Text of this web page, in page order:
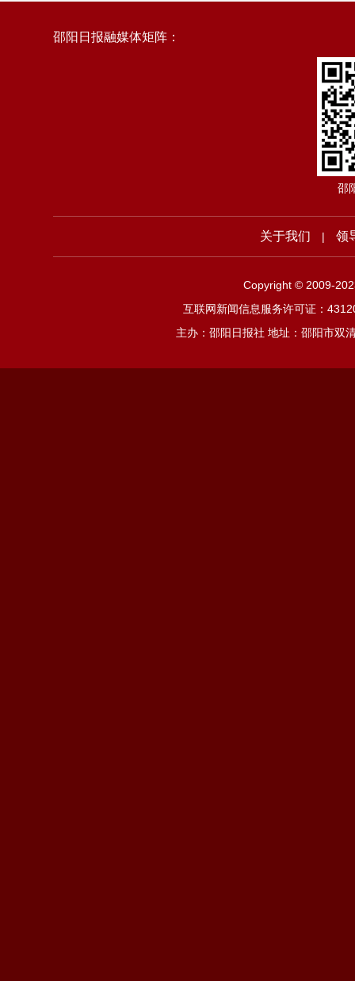
邵阳日报融媒体矩阵：
邵
关于我们 | 领
Copyright © 2009-
互联网新闻信息服务许可证：
主办：邵阳日报社 地址：邵阳市双